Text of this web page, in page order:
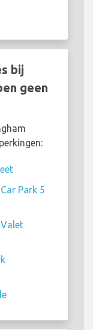
bij
geen
Park 5